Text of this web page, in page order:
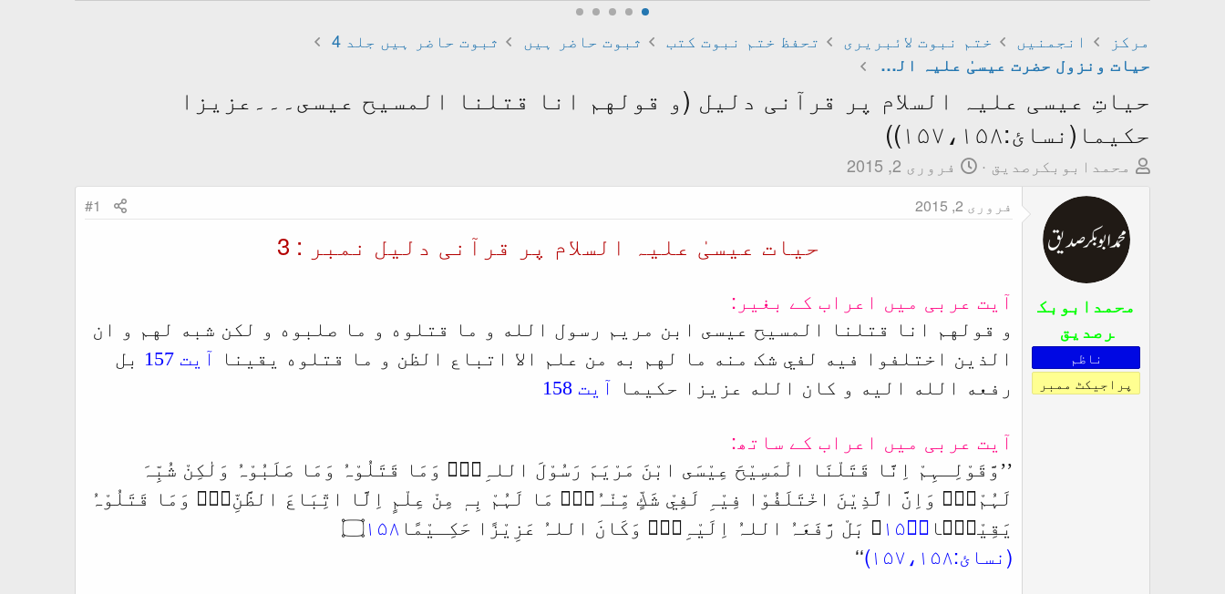
مرکز انجمنیں ختم نبوت لائبریری تحفظ ختم نبوت کتب ثبوت حاضر ہیں
ثبوت حاضر ہیں جلد 4
حیات ونزول حضرت عیسیٰ علیہ السلام
حیاتِ عیسی علیہ السلام پر قرآنی دلیل (و قولهم انا قتلنا المسيح عيسى۔۔۔عزيزا
حکيما(نسائ:۱۵۷،۱۵۸))
T
e
a
a
r
t
محمدابوبکرصدیق
ت
ا
ر
ب
د
ا
ء
فروری 2, 2015
محمدابوبک
رصدیق
ناظم
پراجیکٹ ممبر
فروری 2, 2015 #1
حیات عیسیٰ علیہ السلام پر قرآنی دلیل نمبر : 3
آیت عربی میں اعراب کے بغیر:
و قولهم انا قتلنا المسيح عيسى ابن مريم رسول الله و ما قتلوه و ما صلبوه و لکن شبه لهم و ان
الذين اختلفوا فيه لفي شک منه ما لهم به من علم الا اتباع الظن و ما قتلوه يقينا آیت 157
بل
رفعه الله اليه و کان الله عزيزا حکيما آیت 158
آیت عربی میں اعراب کے ساتھ:
’’وَّقَوْلِـہِمْ اِنَّا قَتَلْنَا الْمَسِيْحَ عِيْسَى ابْنَ مَرْيَمَ رَسُوْلَ اللہِ۝۰ۚ وَمَا قَتَلُوْہُ وَمَا صَلَبُوْہُ وَلٰكِنْ شُبِّہَ
لَہُمْ۝۰ۭ وَاِنَّ الَّذِيْنَ اخْتَلَفُوْا فِيْہِ لَفِيْ شَكٍّ مِّنْہُ۝۰ۭ مَا لَہُمْ بِہٖ مِنْ عِلْمٍ اِلَّا اتِّبَاعَ الظَّنِّ۝۰ۚ وَمَا قَتَلُوْہُ
يَقِيْنًۢا۝ ۱۵۷ۙ بَلْ رَّفَعَہُ اللہُ اِلَيْہِ۝۰ۭ وَكَانَ اللہُ عَزِيْزًا حَكِـيْمًا۝ ۱۵۸
(نسائ:۱۵۷،۱۵۸)
‘‘